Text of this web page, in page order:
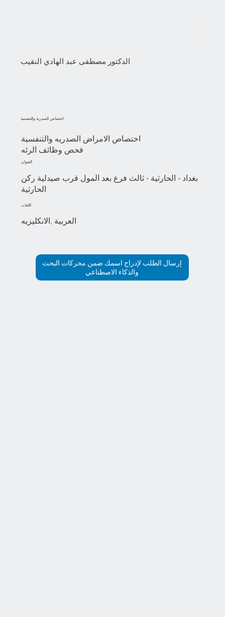
اختصاص الصدرية والتنفسية
اختصاص الامراض الصدريه والتنفسية
فحص وظائف الرئه
العنوان
بغداد - الحارثية - ثالث فرع بعد المول قرب صيدلية ركن
الحارثية
االغات
العربية ,الانكليزيه
إرسال الطلب لإدراج اسمك ضمن محركات البحث
والذكاء الاصطناعي
الدكتور مصطفى عبد الهادي النقيب